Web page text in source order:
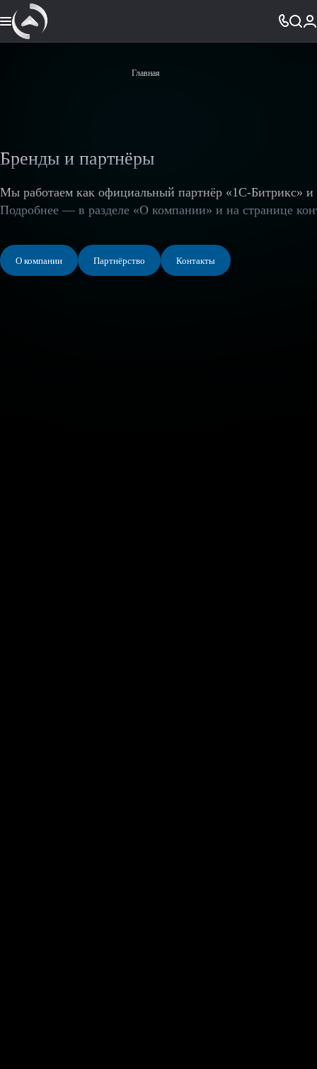
Главная
Бренды и партнёры
Мы работаем как официальный партнёр «1С-Битрикс» и
Подробнее — в разделе «О компании» и на странице
О компании Партнёрство Контакты